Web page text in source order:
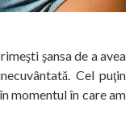
şansa de a avea
Cel puţin
momentul în care am